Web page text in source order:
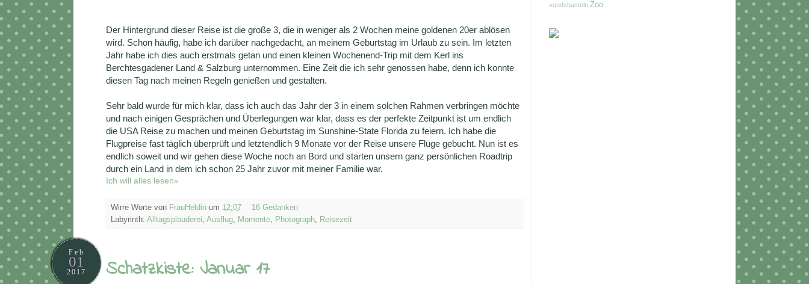
Der Hintergrund dieser Reise ist die große 3, die in weniger als 2 Wochen meine goldenen 20er ablösen
wird. Schon häufig, habe ich darüber nachgedacht, an meinem Geburtstag im Urlaub zu sein. Im letzten
Jahr habe ich dies auch erstmals getan und einen kleinen Wochenend-Trip mit dem Kerl ins
Berchtesgadener Land & Salzburg unternommen. Eine Zeit die ich sehr genossen habe, denn ich konnte
diesen Tag nach meinen Regeln genießen und gestalten.
Sehr bald wurde für mich klar, dass ich auch das Jahr der 3 in einem solchen Rahmen verbringen möchte
und nach einigen Gesprächen und Überlegungen war klar, dass es der perfekte Zeitpunkt ist um endlich
die USA Reise zu machen und meinen Geburtstag im Sunshine-State Florida zu feiern. Ich habe die
Flugpreise fast täglich überprüft und letztendlich 9 Monate vor der Reise unsere Flüge gebucht. Nun ist es
endlich soweit und wir gehen diese Woche noch an Bord und starten unsern ganz persönlichen Roadtrip
durch ein Land in dem ich schon 25 Jahr zuvor mit meiner Familie war.
Ich will alles lesen»
Wirre Worte von FrauHeldin um 12:07
16 Gedanken
Labyrinth: Alltagsplauderei, Ausflug, Momente, Photograph, Reisezeit
Feb
01
2017 Schatzkiste: Januar 17
xundsbasteln Zoo